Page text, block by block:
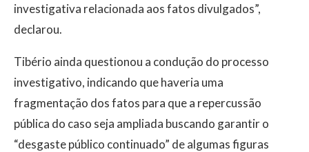
investigativa relacionada aos fatos divulgados”,
declarou.
Tibério ainda questionou a condução do processo
investigativo, indicando que haveria uma
fragmentação dos fatos para que a repercussão
pública do caso seja ampliada buscando garantir o
“desgaste público continuado” de algumas figuras